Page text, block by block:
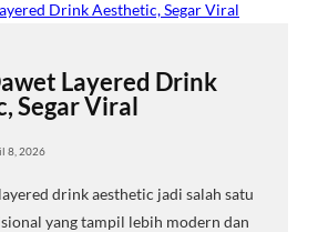
Layered Drink
Segar Viral
8, 2026
drink aesthetic jadi salah satu
yang tampil lebih modern dan